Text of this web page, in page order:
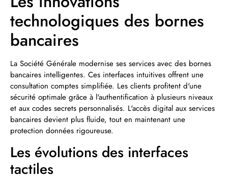
technologiques des bornes
bancaires
La Société Générale modernise ses services avec des bornes
bancaires intelligentes. Ces interfaces intuitives offrent une
consultation comptes simplifiée. Les clients profitent d'une
sécurité optimale grâce à l'authentification à plusieurs niveaux
et aux codes secrets personnalisés. L'accès digital aux services
bancaires devient plus fluide, tout en maintenant une
protection données rigoureuse.
Les évolutions des interfaces
tactiles